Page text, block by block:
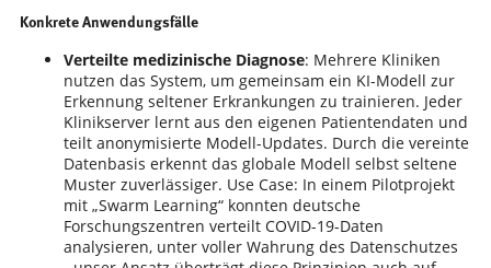
Konkrete Anwendungsfälle
Verteilte medizinische Diagnose: Mehrere Kliniken
nutzen das System, um gemeinsam ein KI-Modell zur
Erkennung seltener Erkrankungen zu trainieren. Jeder
Klinikserver lernt aus den eigenen Patientendaten und
teilt anonymisierte Modell-Updates. Durch die vereinte
Datenbasis erkennt das globale Modell selbst seltene
Muster zuverlässiger. Use Case: In einem Pilotprojekt
mit „Swarm Learning“ konnten deutsche
Forschungszentren verteilt COVID-19-Daten
analysieren, unter voller Wahrung des Datenschutzes​